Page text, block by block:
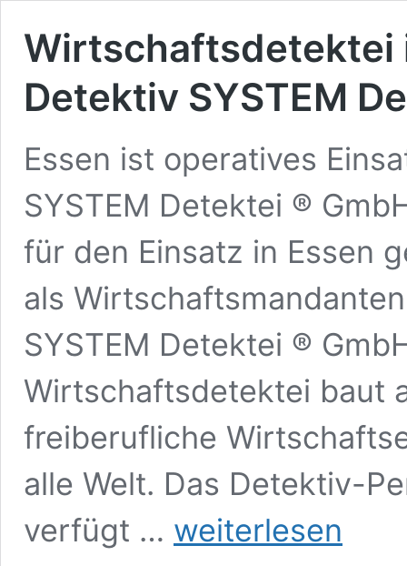
Wirtschaftsdetektei
Detektiv SYSTEM
Essen ist operatives
SYSTEM Detektei ®
für den Einsatz in Essen
als
SYSTEM Detektei ®
Wirtschaftsdetektei baut
freiberufliche
alle Welt. Das Detektiv-
verfügt …
Wirtschaftsdetektei
im
weiterlesen